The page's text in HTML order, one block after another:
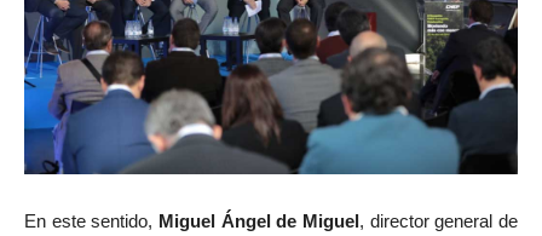
En este sentido, Miguel Ángel de Miguel, director general de